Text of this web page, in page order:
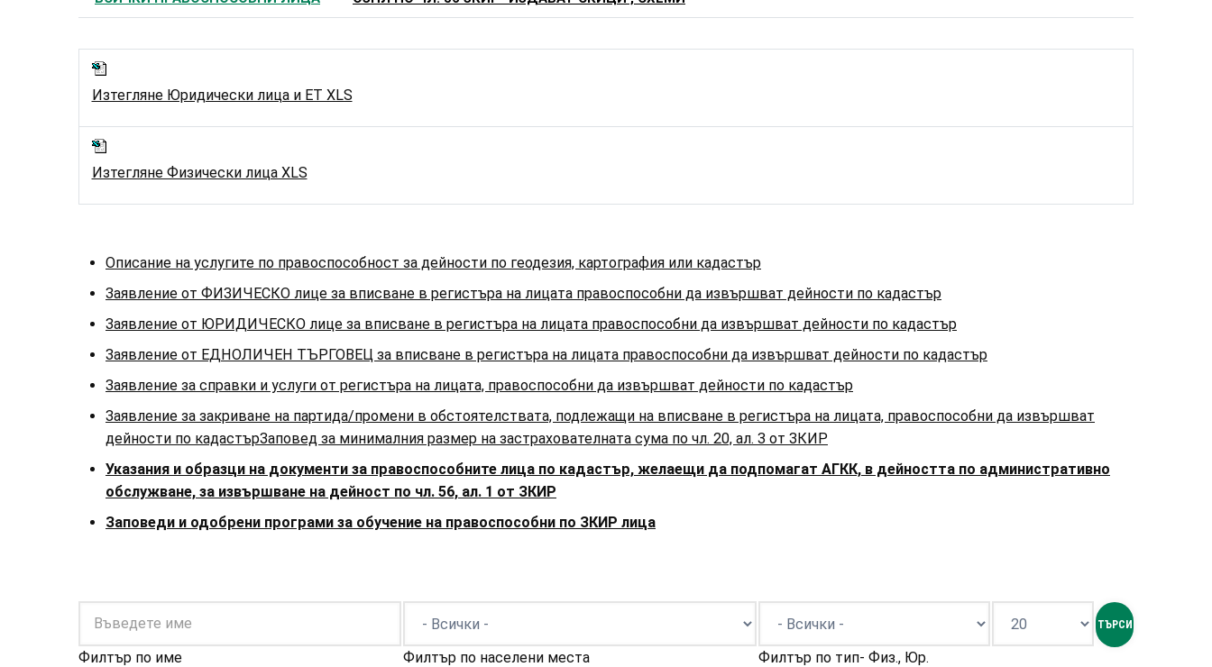
Изтегляне Юридически лица и ЕТ XLS
Изтегляне Физически лица XLS
Описание на услугите по правоспособност за дейности по геодезия, картография или кадастър
Заявление от ФИЗИЧЕСКО лице за вписване в регистъра на лицата правоспособни да извършват дейности по кадастър
Заявление от ЮРИДИЧЕСКО лице за вписване в регистъра на лицата правоспособни да извършват дейности по кадастър
Заявление от ЕДНОЛИЧЕН ТЪРГОВЕЦ за вписване в регистъра на лицата правоспособни да извършват дейности по кадастър
Заявление за справки и услуги от регистъра на лицата, правоспособни да извършват дейности по кадастър
Заявление за закриване на партида/промени в обстоятелствата, подлежащи на вписване в регистъра на лицата, правоспособни да извършват
дейности по кадастърЗаповед за минималния размер на застрахователната сума по чл. 20, ал. 3 от ЗКИР
Указания и образци на документи за правоспособните лица по кадастър, желаещи да подпомагат АГКК, в дейността по административно
обслужване, за извършване на дейност по чл. 56, ал. 1 от ЗКИР
Заповеди и одобрени програми за обучение на правоспособни по ЗКИР лица
Филтър по име Филтър по населени места Филтър по тип- Физ., Юр.